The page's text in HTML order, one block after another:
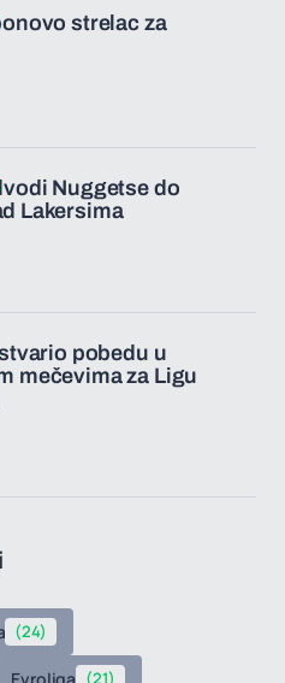
strelac za
Nuggetse do
Lakersima
pobedu u
mečevima za Ligu
(24)
(21)